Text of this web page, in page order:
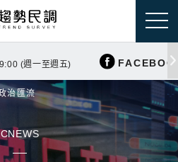
(週一至週五)
治匯流
CNEWS